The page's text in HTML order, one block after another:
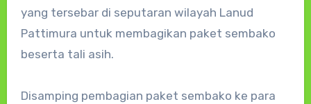
yang tersebar di seputaran wilayah Lanud
Pattimura untuk membagikan paket sembako
beserta tali asih.
Disamping pembagian paket sembako ke para